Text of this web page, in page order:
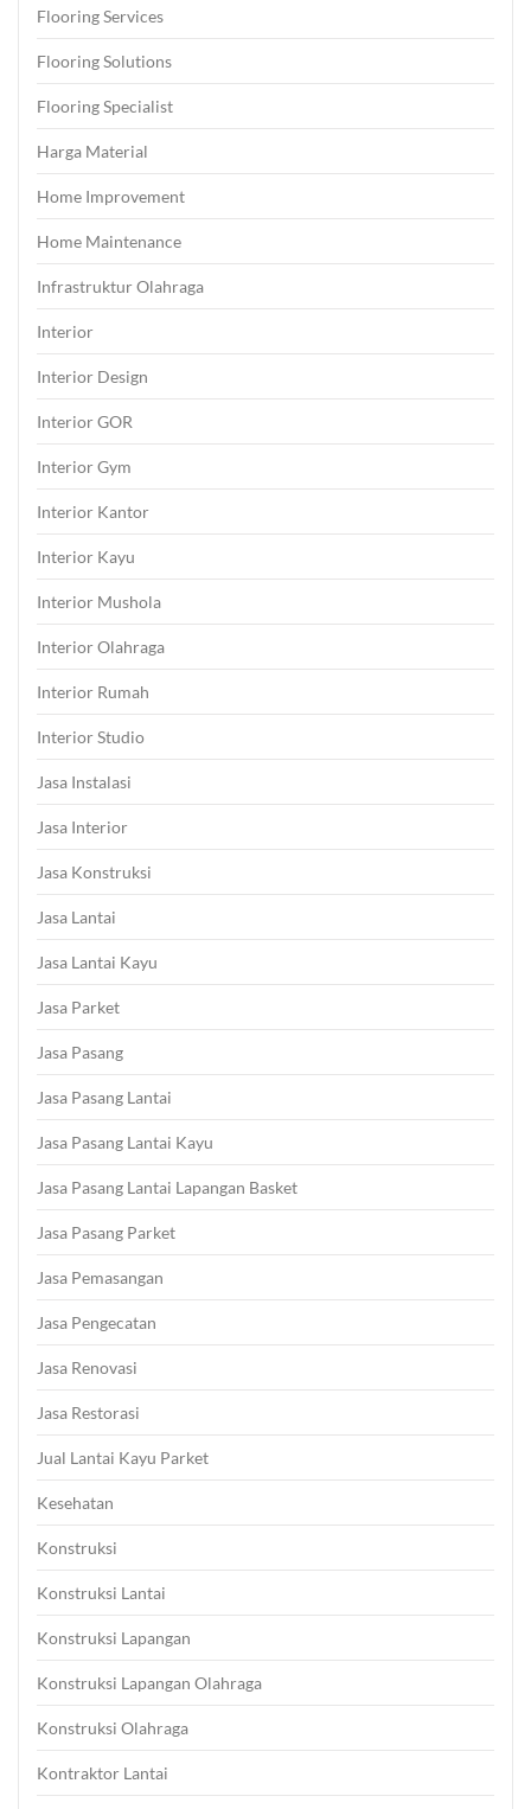
Flooring Services
Flooring Solutions
Flooring Specialist
Harga Material
Home Improvement
Home Maintenance
Infrastruktur Olahraga
Interior
Interior Design
Interior GOR
Interior Gym
Interior Kantor
Interior Kayu
Interior Mushola
Interior Olahraga
Interior Rumah
Interior Studio
Jasa Instalasi
Jasa Interior
Jasa Konstruksi
Jasa Lantai
Jasa Lantai Kayu
Jasa Parket
Jasa Pasang
Jasa Pasang Lantai
Jasa Pasang Lantai Kayu
Jasa Pasang Lantai Lapangan Basket
Jasa Pasang Parket
Jasa Pemasangan
Jasa Pengecatan
Jasa Renovasi
Jasa Restorasi
Jual Lantai Kayu Parket
Kesehatan
Konstruksi
Konstruksi Lantai
Konstruksi Lapangan
Konstruksi Lapangan Olahraga
Konstruksi Olahraga
Kontraktor Lantai